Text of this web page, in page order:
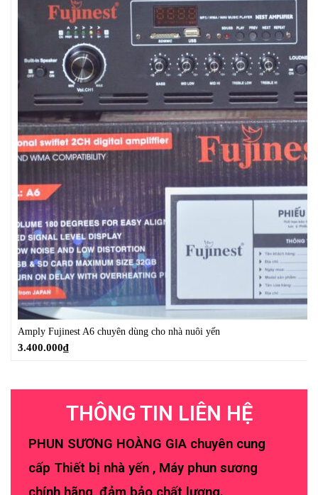
Amply Fujinest A6 chuyên dùng cho nhà nuôi yến
3.400.000₫
THÔNG TIN LIÊN HỆ
PHUN SƯƠNG HOÀNG GIA chuyên cung
cấp Thiết bị nhà yến , Máy phun sương
chính hãng, đảm bảo chất lượng.